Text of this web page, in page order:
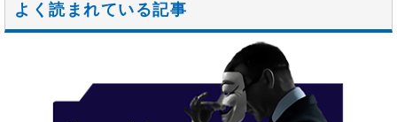
よく読まれている記事